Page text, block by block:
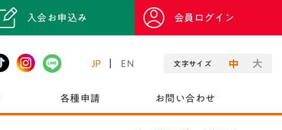
入会お申込み 会員ログイン
JP EN 文字サイズ
各種申請 お問い合わせ